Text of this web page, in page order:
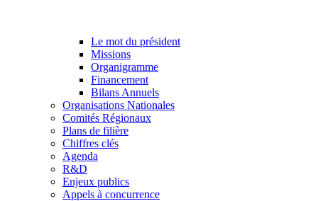
Le mot du président
Missions
Organigramme
Financement
Bilans Annuels
Organisations Nationales
Comités Régionaux
Plans de filière
Chiffres clés
Agenda
R&D
Enjeux publics
Appels à concurrence